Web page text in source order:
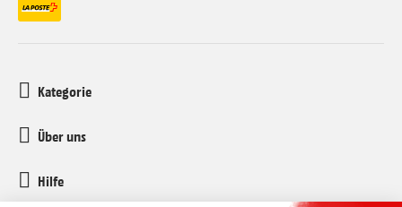
Kategorie
Über uns
Hilfe